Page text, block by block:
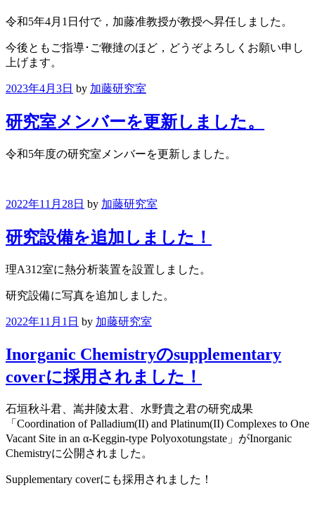
令和5年4月1日付で，加藤准教授が教授へ昇任しました。
今後ともご指導･ご鞭撻のほど，どうぞよろしくお願い申し
上げます。
2023年4月3日 by 加藤研究室
研究室メンバーを更新しました。
令和5年度の研究室メンバーを更新しました。
2022年11月28日 by 加藤研究室
研究設備を追加しました！
理A312室に熱分析装置を設置しました。
研究設備に写真を追加しました。
2022年11月1日 by 加藤研究室
Inorganic Chemistryのsupplementary
coverに採用されました！
石垣秋斗君、嵩井陵太君、水野貴之君の研究成果
「Coordination of Palladium(II) and Platinum(II) Complexes to One
Vacant Site in an α-Keggin-type Polyoxotungstate」がInorganic
Chemistryに公開されました。
Supplementary coverにも採用されました！